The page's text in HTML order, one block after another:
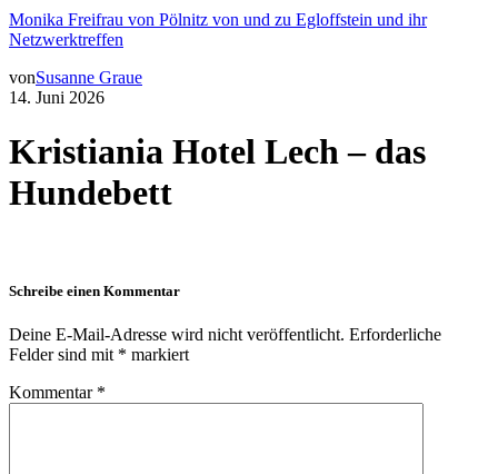
Monika Freifrau von Pölnitz von und zu Egloffstein und ihr
Netzwerktreffen
vonSusanne Graue
14. Juni 2026
Kristiania Hotel Lech – das
Hundebett
Schreibe einen Kommentar
Deine E-Mail-Adresse wird nicht veröffentlicht. Erforderliche
Felder sind mit * markiert
Kommentar *